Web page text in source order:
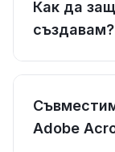
Как да
създавам?
Adobe